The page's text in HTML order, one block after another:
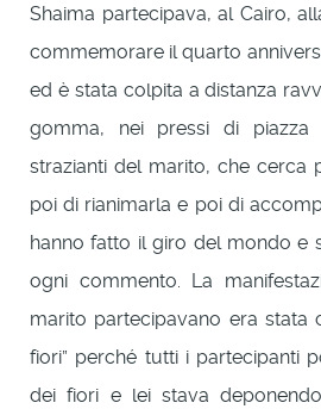
Shaima partecipava, al Cairo,
commemorare il quarto
ed è stata colpita a distanza
gomma, nei pressi di piazza
strazianti del marito, che cerca
poi di rianimarla e poi di
hanno fatto il giro del mondo e
ogni commento. La
marito partecipavano era stata
fiori” perché tutti i partecipanti
dei fiori e lei stava